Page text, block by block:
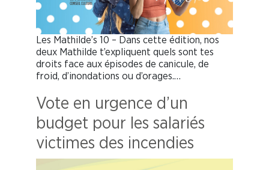
Les Mathilde’s 10 – Dans cette édition, nos
deux Mathilde t’expliquent quels sont tes
droits face aux épisodes de canicule, de
froid, d’inondations ou d’orages.…
Vote en urgence d’un
budget pour les salariés
victimes des incendies